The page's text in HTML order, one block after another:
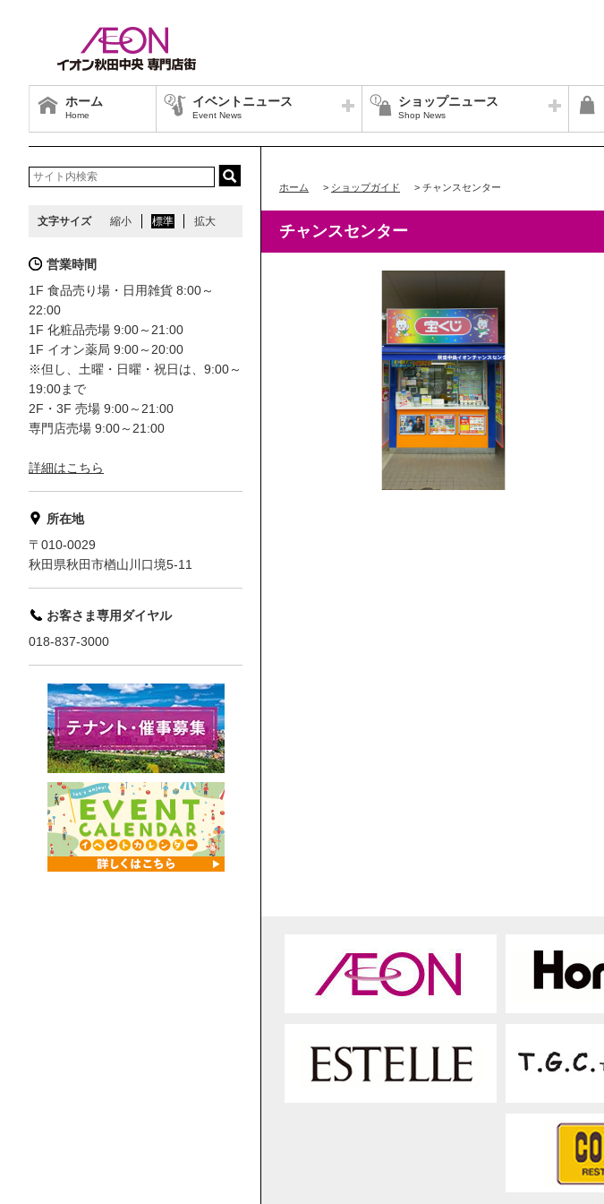
ホーム
Home
イベントニュース
Event News
ショップニュース
Shop News
ホーム > ショップガイド > チャンスセンター
チャンスセンター
文字サイズ 縮小 標準 拡大
営業時間
1F 食品売り場・日用雑貨 8:00～
22:00
1F 化粧品売場 9:00～21:00
1F イオン薬局 9:00～20:00
※但し、土曜・日曜・祝日は、9:00～
19:00まで
2F・3F 売場 9:00～21:00
専門店売場 9:00～21:00
詳細はこちら
所在地
〒010-0029
秋田県秋田市楢山川口境5-11
お客さま専用ダイヤル
018-837-3000